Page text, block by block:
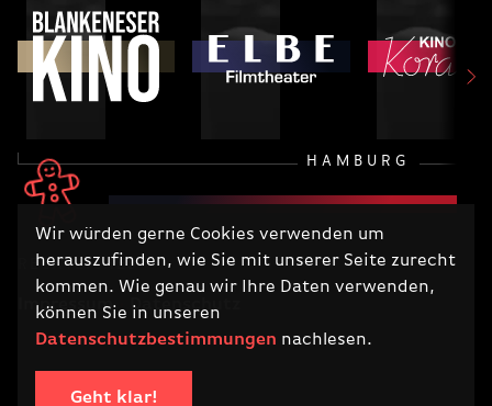
Wir würden gerne Cookies verwenden um
herauszufinden, wie Sie mit unserer Seite zurecht
kommen. Wie genau wir Ihre Daten verwenden,
können Sie in unseren
Datenschutzbestimmungen nachlesen.
Geht klar!
HAMBURG
RECHTLICHES
Impressum Datenschutz